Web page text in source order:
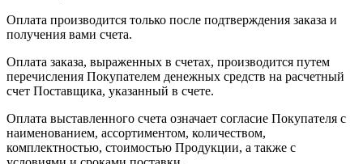
Оплата производится только после подтверждения заказа и
получения вами счета.
Оплата заказа, выраженных в счетах, производится путем
перечисления Покупателем денежных средств на расчетный
счет Поставщика, указанный в счете.
Оплата выставленного счета означает согласие Покупателя с
наименованием, ассортиментом, количеством,
комплектностью, стоимостью Продукции, а также с